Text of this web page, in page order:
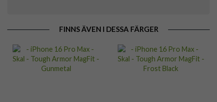
FINNS ÄVEN I DESSA FÄRGER